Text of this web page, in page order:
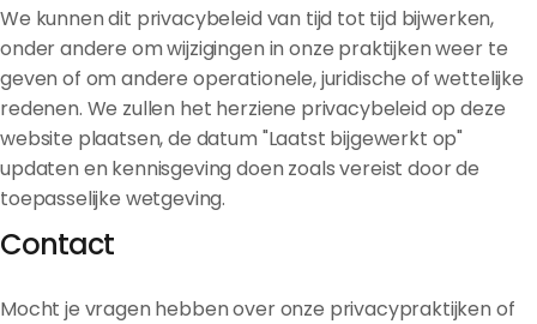
We kunnen dit privacybeleid van tijd tot tijd bijwerken,
onder andere om wijzigingen in onze praktijken weer te
geven of om andere operationele, juridische of wettelijke
redenen. We zullen het herziene privacybeleid op deze
website plaatsen, de datum "Laatst bijgewerkt op"
updaten en kennisgeving doen zoals vereist door de
toepasselijke wetgeving.
Contact
Mocht je vragen hebben over onze privacypraktijken of